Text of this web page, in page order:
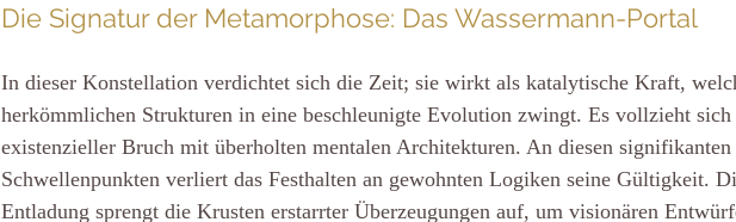
Die Signatur der Metamorphose: Das Wassermann-Portal
In dieser Konstellation verdichtet sich die Zeit; sie wirkt als katalytische Kraft,
herkömmlichen Strukturen in eine beschleunigte Evolution zwingt. Es vollzieht sich
existenzieller Bruch mit überholten mentalen Architekturen. An diesen signifikanten
Schwellenpunkten verliert das Festhalten an gewohnten Logiken seine Gültigkeit.
Entladung sprengt die Krusten erstarrter Überzeugungen auf, um visionären